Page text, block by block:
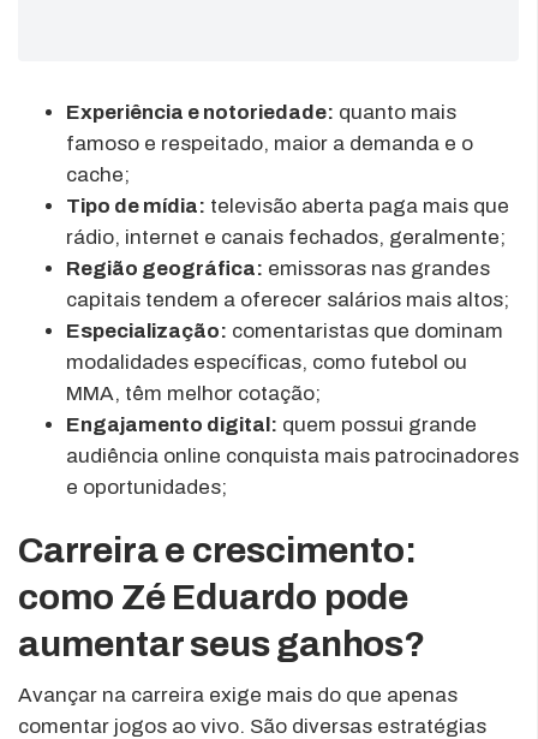
Experiência e notoriedade: quanto mais
famoso e respeitado, maior a demanda e o
cache;
Tipo de mídia: televisão aberta paga mais que
rádio, internet e canais fechados, geralmente;
Região geográfica: emissoras nas grandes
capitais tendem a oferecer salários mais altos;
Especialização: comentaristas que dominam
modalidades específicas, como futebol ou
MMA, têm melhor cotação;
Engajamento digital: quem possui grande
audiência online conquista mais patrocinadores
e oportunidades;
Carreira e crescimento:
como Zé Eduardo pode
aumentar seus ganhos?
Avançar na carreira exige mais do que apenas
comentar jogos ao vivo. São diversas estratégias